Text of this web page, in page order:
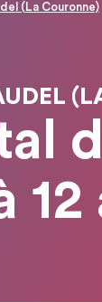
(La Couronne)
12